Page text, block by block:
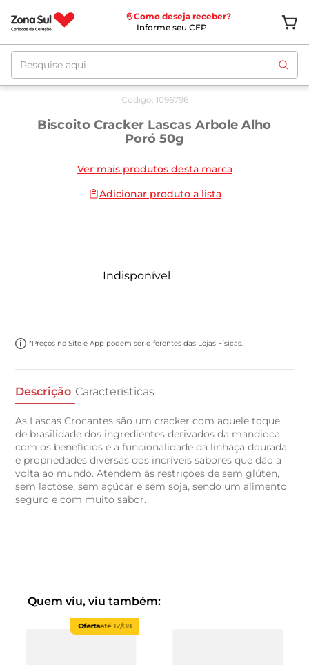
Como deseja receber?
Informe seu CEP
Pesquise aqui
Código: 1096796
Biscoito Cracker Lascas Arbole Alho
Poró 50g
Ver mais produtos desta marca
Adicionar produto a lista
Indisponível
*Preços no Site e App podem ser diferentes das Lojas Físicas.
Descrição Características
As Lascas Crocantes são um cracker com aquele toque
de brasilidade dos ingredientes derivados da mandioca,
com os benefícios e a funcionalidade da linhaça dourada
e propriedades diversas dos incríveis sabores que dão a
volta ao mundo. Atendem às restrições de sem glúten,
sem lactose, sem açúcar e sem soja, sendo um alimento
seguro e com muito sabor.
Quem viu, viu também:
Ofertaaté12/08